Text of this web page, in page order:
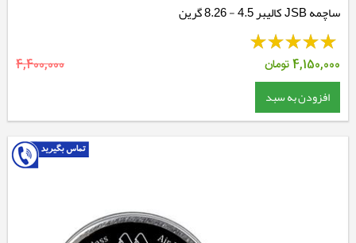
ساچمه JSB کالیبر 4.5 - 8.26 گرین
4,150,000تومان 4,400,000
افزودن به سبد